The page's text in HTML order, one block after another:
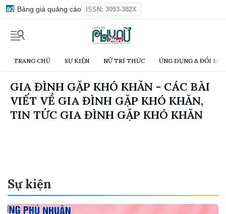
Bảng giá quảng cáo ISSN: 3093-382X
TRANG CHỦ SỰ KIỆN NỮ TRÍ THỨC ỨNG DỤNG & ĐỔI
GIA ĐÌNH GẶP KHÓ KHĂN - CÁC BÀI
VIẾT VỀ GIA ĐÌNH GẶP KHÓ KHĂN,
TIN TỨC GIA ĐÌNH GẶP KHÓ KHĂN
Sự kiện